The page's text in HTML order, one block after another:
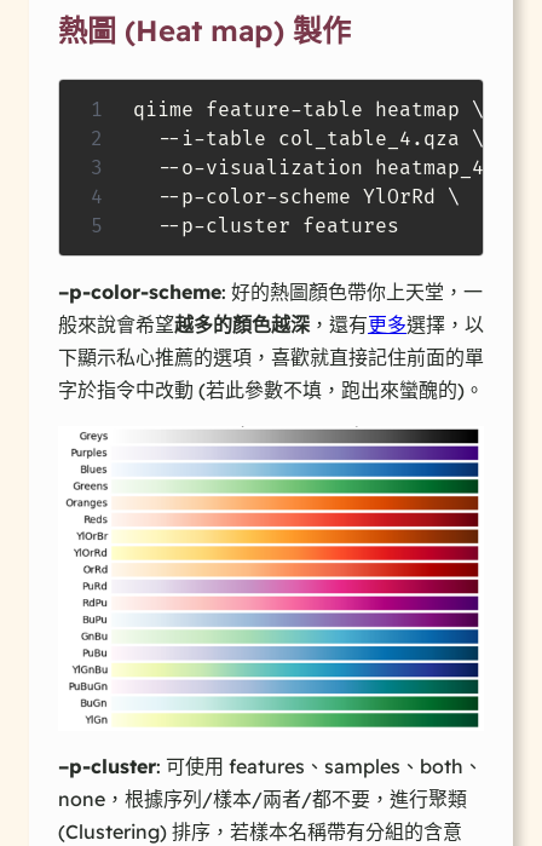
熱圖 (Heat map) 製作
qiime feature-table heatmap \
  --i-table col_table_4.qza
\
--o-visualization
  --p-color-scheme YlOrRd
\
  --p-cluster features
–p-color-scheme: 好的熱圖顏色帶你上天堂，一
般來說會希望越多的顏色越深，還有更多選擇，以
下顯示私心推薦的選項，喜歡就直接記住前面的單
字於指令中改動 (若此參數不填，跑出來蠻醜的)。
–p-cluster: 可使用 features、samples、both、
none，根據序列/樣本/兩者/都不要，進行聚類
(Clustering) 排序，若樣本名稱帶有分組的含意